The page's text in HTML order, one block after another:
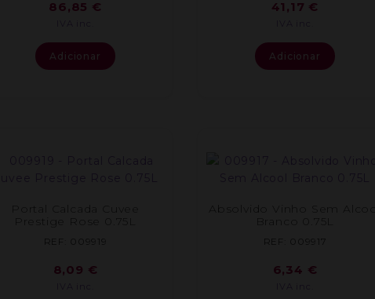
86,85 €
Adicionar
41,17 €
Adicionar
Portal Calcada Cuvee
Prestige Rose 0.75L
REF: 009919
8,09 €
Absolvido Vinho Sem Alcool
Branco 0.75L
REF: 009917
6,34 €